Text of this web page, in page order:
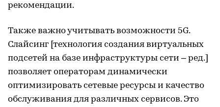
рекомендации.
Также важно учитывать возможности 5G.
Слайсинг [технология создания виртуальных
подсетей на базе инфраструктуры сети – ред.]
позволяет операторам динамически
оптимизировать сетевые ресурсы и качество
обслуживания для различных сервисов. Это